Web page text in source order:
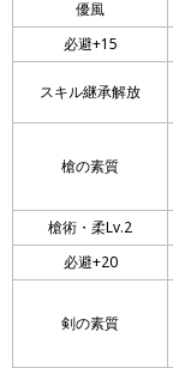
優風
必避+15
スキル継承解放
槍の素質
槍術・柔Lv.2
必避+20
剣の素質